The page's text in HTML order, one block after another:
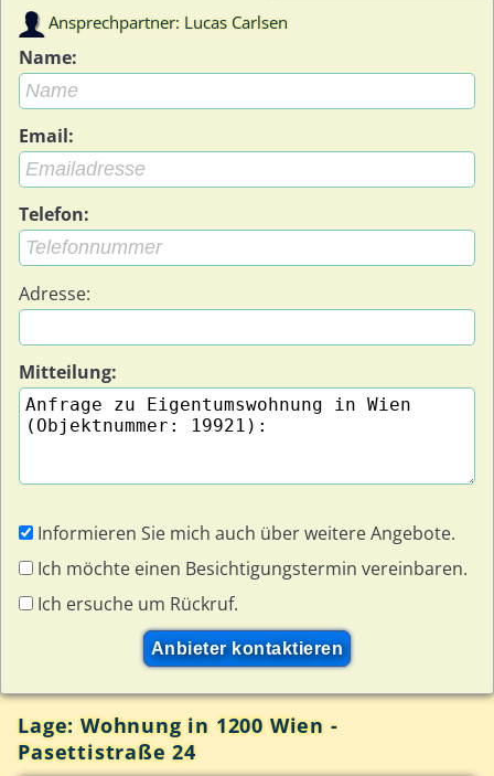
Ansprechpartner: Lucas Carlsen
Name:
Email:
Telefon:
Adresse:
Mitteilung:
Informieren Sie mich auch über weitere Angebote.
Ich möchte einen Besichtigungstermin vereinbaren.
Ich ersuche um Rückruf.
Lage: Wohnung in 1200 Wien -
Pasettistraße 24